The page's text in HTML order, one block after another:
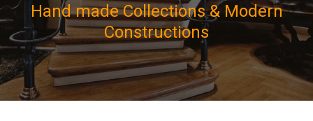
Hand made Collections & Modern
Constructions